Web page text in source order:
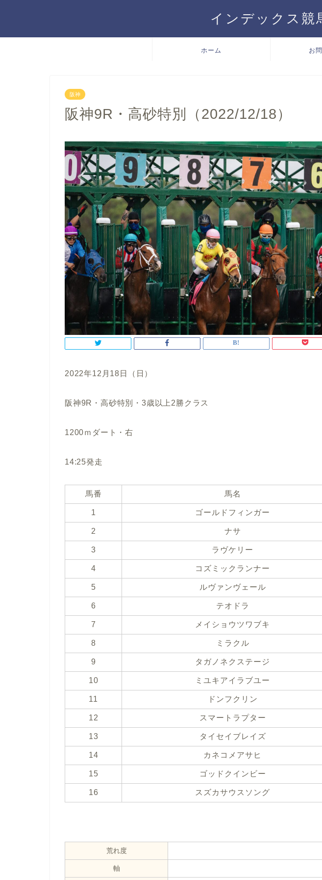
インデックス競
ホーム お
阪神
阪神9R・高砂特別（2022/12/18）
2022年12月18日（日）
阪神9R・高砂特別・3歳以上2勝クラス
1200ｍダート・右
14:25発走
馬番 馬名
1 ゴールドフィンガー
2 ナサ
3 ラヴケリー
4 コズミックランナー
5 ルヴァンヴェール
6 テオドラ
7 メイショウツワブキ
8 ミラクル
9 タガノネクステージ
10 ミユキアイラブユー
11 ドンフクリン
12 スマートラプター
13 タイセイブレイズ
14 カネコメアサヒ
15 ゴッドクインビー
16 スズカサウスソング
荒れ度
軸